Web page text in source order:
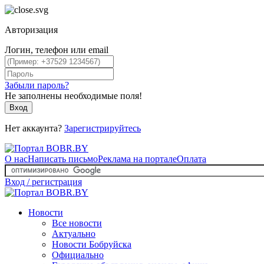
Авторизация
Логин, телефон или email
Забыли пароль?
Не заполнены необходимые поля!
Вход
Нет аккаунта? Зарегистрируйтесь
О насНаписать письмоРеклама на порталеОплата
Вход / регистрация
Новости
Все новости
Актуально
Новости Бобруйска
Официально